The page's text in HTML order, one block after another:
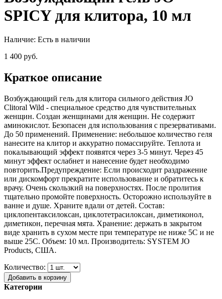
SPICY для клитора, 10 мл
Наличие: Есть в наличии
1 400 руб.
Краткое описание
Возбуждающий гель для клитора сильного действия JO
Clitoral Wild - специальное средство для чувствительных
женщин. Создан женщинами для женщин. Не содержит
аминокислот. Безопасен для использования с презервативами.
До 50 применений. Применение: небольшое количество геля
нанесите на клитор и аккуратно помассируйте. Теплота и
покалывающий эффект появятся через 3-5 минут. Через 45
минут эффект ослабнет и нанесение будет необходимо
повторить.Предупреждение: Если происходит раздражение
или дискомфорт прекратите использование и обратитесь к
врачу. Очень скользкий на поверхностях. После пролития
тщательно промойте поверхность. Осторожно используйте в
ванне и душе. Храните вдали от детей. Состав:
циклопентаксилоксан, циклотетрасилоксан, диметиконол,
диметикон, перечная мята. Хранение: держать в закрытом
виде хранить в сухом месте при температуре не ниже 5С и не
выше 25С. Объем: 10 мл. Производитель: SYSTEM JO
Products, США.
Количество:
Добавить в корзину
Категории